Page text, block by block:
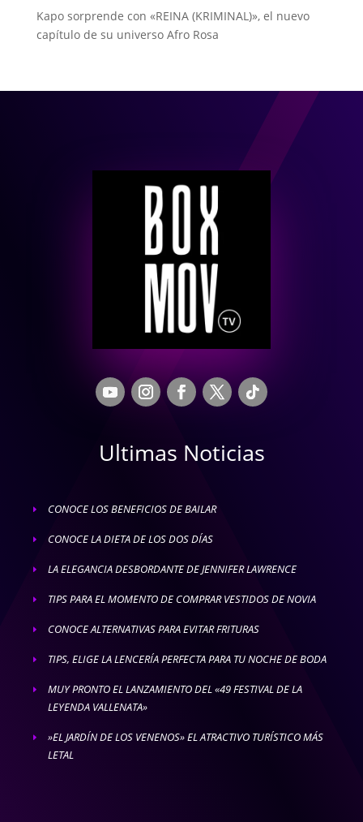
Kapo sorprende con «REINA (KRIMINAL)», el nuevo
capítulo de su universo Afro Rosa
Ultimas Noticias
E CONOCE LOS BENEFICIOS DE BAILAR
E CONOCE LA DIETA DE LOS DOS DÍAS
E LA ELEGANCIA DESBORDANTE DE JENNIFER LAWRENCE
E TIPS PARA EL MOMENTO DE COMPRAR VESTIDOS DE NOVIA
E CONOCE ALTERNATIVAS PARA EVITAR FRITURAS
E TIPS, ELIGE LA LENCERÍA PERFECTA PARA TU NOCHE DE BODA
E
MUY PRONTO EL LANZAMIENTO DEL «49 FESTIVAL DE LA
LEYENDA VALLENATA»
E
»EL JARDÍN DE LOS VENENOS» EL ATRACTIVO TURÍSTICO MÁS
LETAL